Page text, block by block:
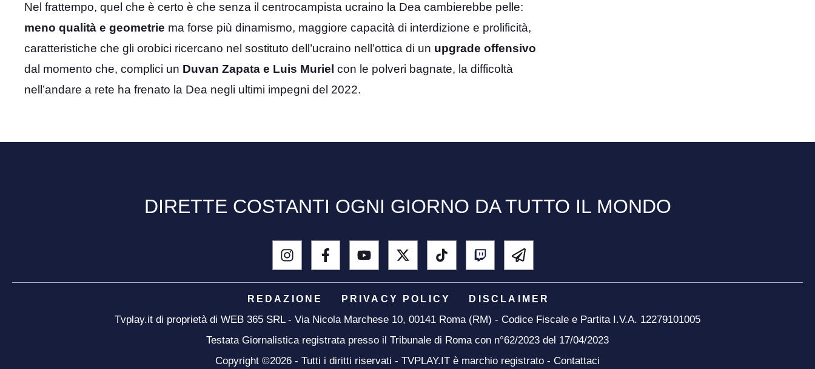
Nel frattempo, quel che è certo è che senza il centrocampista ucraino la Dea cambierebbe pelle:
meno qualità e geometrie ma forse più dinamismo, maggiore capacità di interdizione e prolificità,
caratteristiche che gli orobici ricercano nel sostituto dell’ucraino nell’ottica di un upgrade offensivo
dal momento che, complici un Duvan Zapata e Luis Muriel con le polveri bagnate, la difficoltà
nell’andare a rete ha frenato la Dea negli ultimi impegni del 2022.
DIRETTE COSTANTI OGNI GIORNO DA TUTTO IL MONDO
REDAZIONE PRIVACY POLICY DISCLAIMER
Tvplay.it di proprietà di WEB 365 SRL - Via Nicola Marchese 10, 00141 Roma (RM) - Codice Fiscale e Partita I.V.A. 12279101005
Testata Giornalistica registrata presso il Tribunale di Roma con n°62/2023 del 17/04/2023
Copyright ©2026 - Tutti i diritti riservati - TVPLAY.IT è marchio registrato - Contattaci